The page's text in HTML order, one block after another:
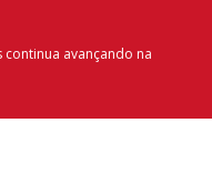
continua avançando na